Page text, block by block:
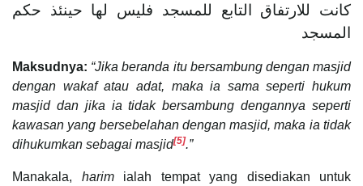
كانت للارتفاق التابع للمسجد فليس لها حينئذ حكم
المسجد
Maksudnya: “Jika beranda itu bersambung dengan masjid
dengan wakaf atau adat, maka ia sama seperti hukum
masjid dan jika ia tidak bersambung dengannya seperti
kawasan yang bersebelahan dengan masjid, maka ia tidak
dihukumkan sebagai masjid[5].”
Manakala, harimialah tempat yang disediakan untuk